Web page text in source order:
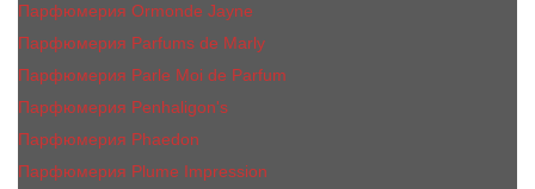
Парфюмерия Ormonde Jayne
Парфюмерия Parfums de Marly
Парфюмерия Parle Moi de Parfum
Парфюмерия Penhaligon's
Парфюмерия Phaedon
Парфюмерия Plume Impression